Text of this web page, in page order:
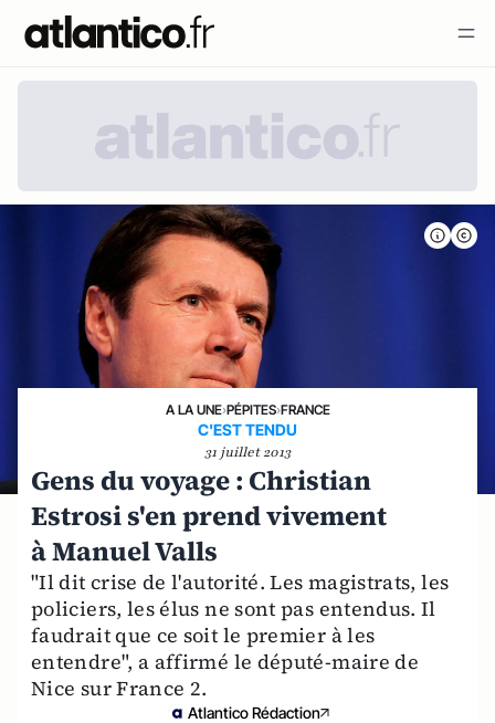
A LA UNE›PÉPITES›FRANCE
C'EST TENDU
31 juillet 2013
Gens du voyage : Christian
Estrosi s'en prend vivement
à Manuel Valls
"Il dit crise de l'autorité. Les magistrats, les
policiers, les élus ne sont pas entendus. Il
faudrait que ce soit le premier à les
entendre", a affirmé le député-maire de
Nice sur France 2.
Atlantico Rédaction